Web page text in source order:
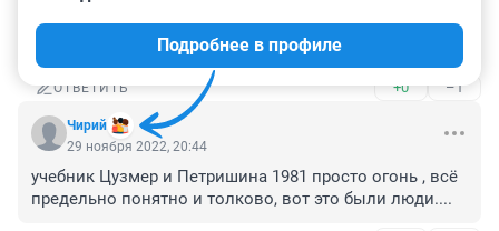
Гость, онлайн обучение в помощь, в классе один
человек, и вы сзади.
ОТВЕТИТЬ +0 –1
Чирий
Подробнее в профиле
29 ноября 2022, 20:44
учебник Цузмер и Петришина 1981 просто огонь , всё
предельно понятно и толково, вот это были люди....